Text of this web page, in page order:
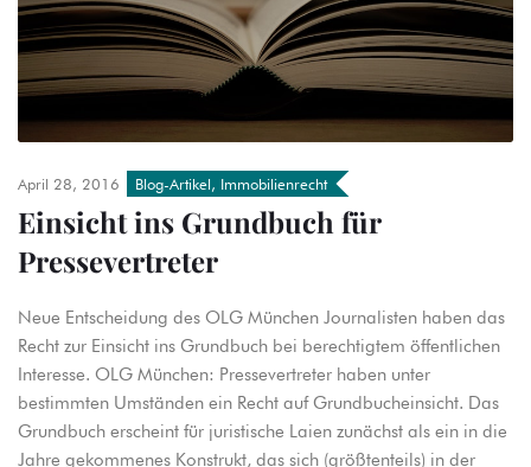
April 28, 2016 Blog-Artikel, Immobilienrecht
Einsicht ins Grundbuch für
Pressevertreter
Neue Entscheidung des OLG München Journalisten haben das
Recht zur Einsicht ins Grundbuch bei berechtigtem öffentlichen
Interesse. OLG München: Pressevertreter haben unter
bestimmten Umständen ein Recht auf Grundbucheinsicht. Das
Grundbuch erscheint für juristische Laien zunächst als ein in die
Jahre gekommenes Konstrukt, das sich (größtenteils) in der